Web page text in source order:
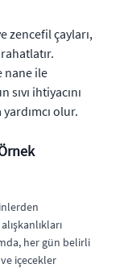
zencefil çayları,
nane ile
ihtiyacını
olur.
her gün belirli
içecekler